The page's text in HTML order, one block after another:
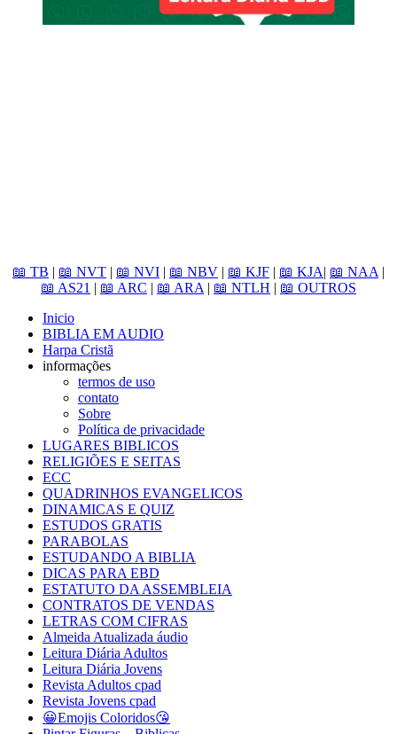
📖 TB | 📖 NVT | 📖 NVI | 📖 NBV | 📖 KJF | 📖 KJA| 📖 NAA |
📖 AS21 | 📖 ARC | 📖 ARA | 📖 NTLH | 📖 OUTROS
Inicio
BIBLIA EM AUDIO
Harpa Cristã
informações
termos de uso
contato
Sobre
Política de privacidade
LUGARES BIBLICOS
RELIGIÕES E SEITAS
ECC
QUADRINHOS EVANGELICOS
DINAMICAS E QUIZ
ESTUDOS GRATIS
PARABOLAS
ESTUDANDO A BIBLIA
DICAS PARA EBD
ESTATUTO DA ASSEMBLEIA
CONTRATOS DE VENDAS
LETRAS COM CIFRAS
Almeida Atualizada áudio
Leitura Diária Adultos
Leitura Diária Jovens
Revista Adultos cpad
Revista Jovens cpad
😀Emojis Coloridos😘